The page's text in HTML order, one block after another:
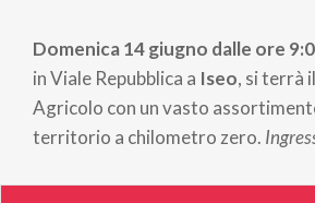
di
pane
Domenica 14 giugno dalle ore
in Viale Repubblica a Iseo, si terrà
Agricolo con un vasto
territorio a chilometro zero.